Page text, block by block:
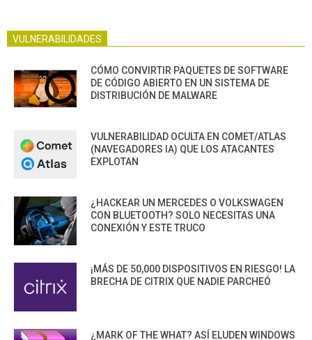
VULNERABILIDADES
CÓMO CONVIRTIR PAQUETES DE SOFTWARE
DE CÓDIGO ABIERTO EN UN SISTEMA DE
DISTRIBUCIÓN DE MALWARE
VULNERABILIDAD OCULTA EN COMET/ATLAS
(NAVEGADORES IA) QUE LOS ATACANTES
EXPLOTAN
¿HACKEAR UN MERCEDES O VOLKSWAGEN
CON BLUETOOTH? SOLO NECESITAS UNA
CONEXIÓN Y ESTE TRUCO
¡MÁS DE 50,000 DISPOSITIVOS EN RIESGO! LA
BRECHA DE CITRIX QUE NADIE PARCHEÓ
¿MARK OF THE WHAT? ASÍ ELUDEN WINDOWS